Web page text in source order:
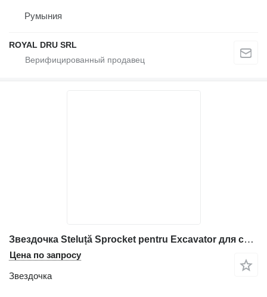
Румыния
ROYAL DRU SRL
Звездочка Steluță Sprocket pentru Excavator для строительной техники Volvo
Цена по запросу
Звездочка